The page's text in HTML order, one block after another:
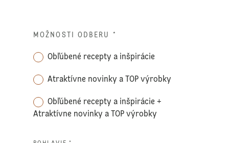
MOŽNOSTI ODBERU *
Obľúbené recepty a inšpirácie
Atraktívne novinky a TOP výrobky
Obľúbené recepty a inšpirácie +
Atraktívne novinky a TOP výrobky